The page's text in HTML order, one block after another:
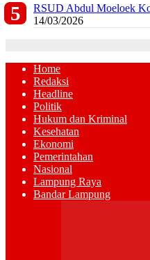
RSUD Abdul Moeloek
14/03/2026
Home
Redaksi
Headline
Politik
Hukum dan Kriminal
Kesehatan
Ekonomi
Pemerintahan
Nasional
Lampung Raya
Bandar Lampung